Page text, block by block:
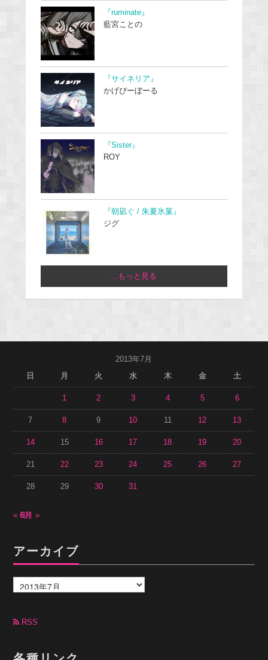
『ruminate』
藍宮ことの
『サイネリア』
かげぴーぼーる
『Sister』
ROY
『朝凪ぐ / 朱夏氷菓』
ジグ
...もっと見る
2013年7月
日
月 火 水 木 金 土
1 2 3 4 5 6
7 8 9 10 11 12 13
14 15 16 17 18 19 20
21 22 23 24 25 26 27
28 29 30 31
« 6月8月 »
アーカイブ
ー
カ
ブ RSS